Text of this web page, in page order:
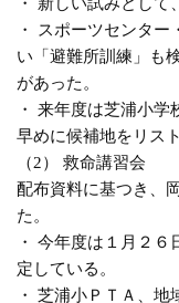
・ スポーツセンタ
い「避難所訓練」も
があった。
・ 来年度は芝浦小学
早めに候補地をリス
（2） 救命講習会
配布資料に基つき、
た。
・ 今年度は１月２
定している。
・ 芝浦小ＰＴＡ、